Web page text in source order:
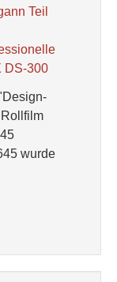
Teil
DS-300
wurde